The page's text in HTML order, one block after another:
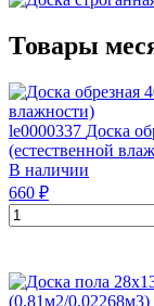
Товары
le0000337 Доска
(естественной
В наличии
660 ₽